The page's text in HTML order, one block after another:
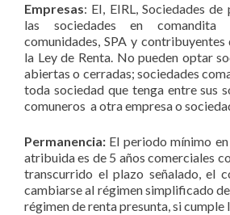
Empresas: EI, EIRL, Sociedades de
las sociedades en
comunidades, SPA y
la Ley de Renta. No pueden optar
abiertas o cerradas; sociedades
toda sociedad que tenga entre sus
comuneros a otra empresa o
Permanencia: El periodo mínimo
atribuida es de 5 años comerciales
transcurrido el plazo señalado, el
cambiarse al régimen simplificado
régimen de renta presunta, si cumple